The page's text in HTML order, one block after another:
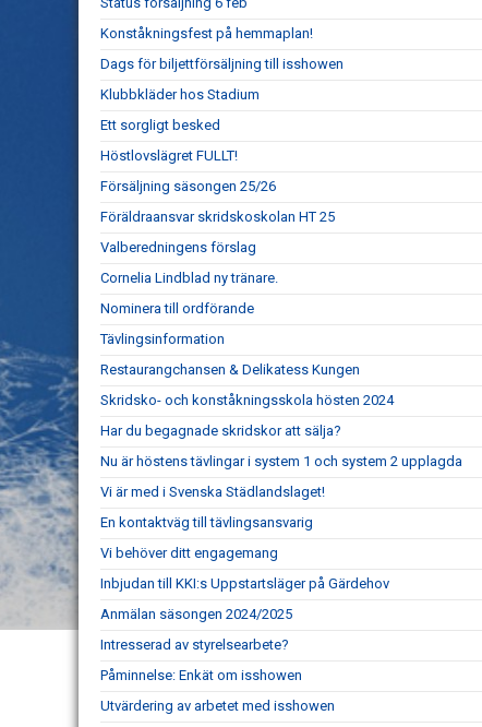
Konståkningsfest på hemmaplan!
Dags för biljettförsäljning till isshowen
Klubbkläder hos Stadium
Ett sorgligt besked
Höstlovslägret FULLT!
Försäljning säsongen 25/26
Föräldraansvar skridskoskolan HT 25
Valberedningens förslag
Cornelia Lindblad ny tränare.
Nominera till ordförande
Tävlingsinformation
Restaurangchansen & Delikatess Kungen
Skridsko- och konståkningsskola hösten 2024
Har du begagnade skridskor att sälja?
Nu är höstens tävlingar i system 1 och system 2 upplagda
Vi är med i Svenska Städlandslaget!
En kontaktväg till tävlingsansvarig
Vi behöver ditt engagemang
Inbjudan till KKI:s Uppstartsläger på Gärdehov
Anmälan säsongen 2024/2025
Intresserad av styrelsearbete?
Påminnelse: Enkät om isshowen
Utvärdering av arbetet med isshowen